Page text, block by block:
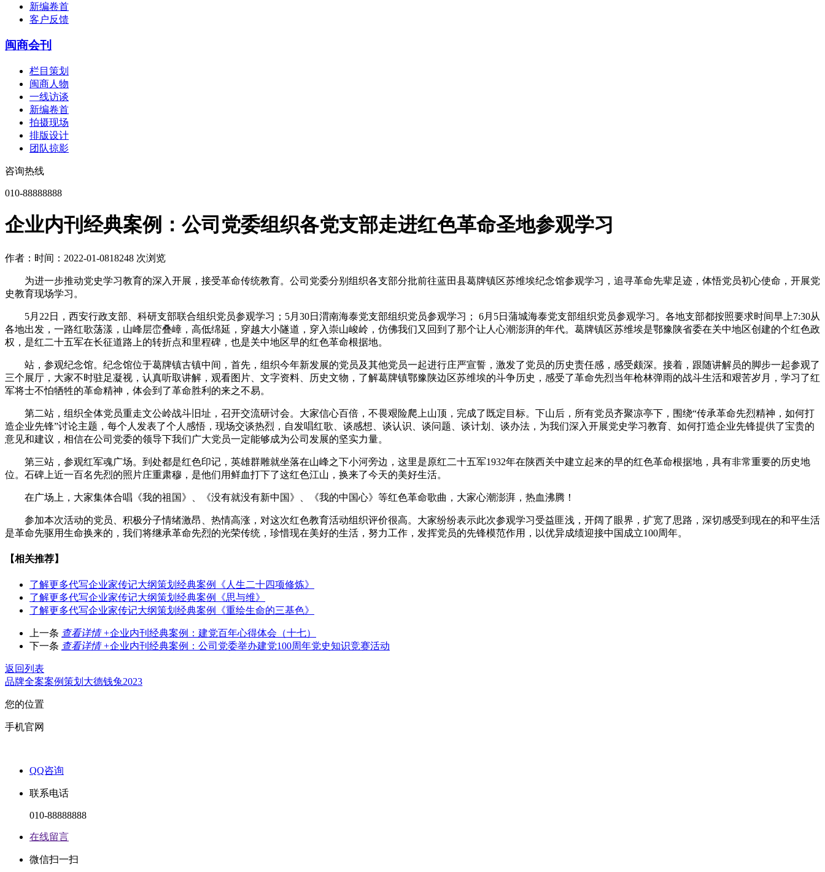
新编卷首
客户反馈
闽商会刊
栏目策划
闽商人物
一线访谈
新编卷首
拍摄现场
排版设计
团队掠影
咨询热线
010-88888888
企业内刊经典案例：公司党委组织各党支部走进红色革命圣地参观学习
作者： 时间：2022-01-0818248 次浏览
为进一步推动党史学习教育的深入开展，接受革命传统教育。公司党委分别组织各支部分批前往蓝田县葛牌镇区苏维埃纪念馆参观学习，追寻革命先辈足迹，体悟党员初心使命，开展党
史教育现场学习。
5月22日，西安行政支部、科研支部联合组织党员参观学习；5月30日渭南海泰党支部组织党员参观学习； 6月5日蒲城海泰党支部组织党员参观学习。各地支部都按照要求时间早上7:30从
各地出发，一路红歌荡漾，山峰层峦叠嶂，高低绵延，穿越大小隧道，穿入崇山峻岭，仿佛我们又回到了那个让人心潮澎湃的年代。葛牌镇区苏维埃是鄂豫陕省委在关中地区创建的个红色政
权，是红二十五军在长征道路上的转折点和里程碑，也是关中地区早的红色革命根据地。
站，参观纪念馆。纪念馆位于葛牌镇古镇中间，首先，组织今年新发展的党员及其他党员一起进行庄严宣誓，激发了党员的历史责任感，感受颇深。接着，跟随讲解员的脚步一起参观了
三个展厅，大家不时驻足凝视，认真听取讲解，观看图片、文字资料、历史文物，了解葛牌镇鄂豫陕边区苏维埃的斗争历史，感受了革命先烈当年枪林弹雨的战斗生活和艰苦岁月，学习了红
军将士不怕牺牲的革命精神，体会到了革命胜利的来之不易。
第二站，组织全体党员重走文公岭战斗旧址，召开交流研讨会。大家信心百倍，不畏艰险爬上山顶，完成了既定目标。下山后，所有党员齐聚凉亭下，围绕“传承革命先烈精神，如何打
造企业先锋”讨论主题，每个人发表了个人感悟，现场交谈热烈，自发唱红歌、谈感想、谈认识、谈问题、谈计划、谈办法，为我们深入开展党史学习教育、如何打造企业先锋提供了宝贵的
意见和建议，相信在公司党委的领导下我们广大党员一定能够成为公司发展的坚实力量。
第三站，参观红军魂广场。到处都是红色印记，英雄群雕就坐落在山峰之下小河旁边，这里是原红二十五军1932年在陕西关中建立起来的早的红色革命根据地，具有非常重要的历史地
位。石碑上近一百名先烈的照片庄重肃穆，是他们用鲜血打下了这红色江山，换来了今天的美好生活。
在广场上，大家集体合唱《我的祖国》、《没有就没有新中国》、《我的中国心》等红色革命歌曲，大家心潮澎湃，热血沸腾！
参加本次活动的党员、积极分子情绪激昂、热情高涨，对这次红色教育活动组织评价很高。大家纷纷表示此次参观学习受益匪浅，开阔了眼界，扩宽了思路，深切感受到现在的和平生活
是革命先驱用生命换来的，我们将继承革命先烈的光荣传统，珍惜现在美好的生活，努力工作，发挥党员的先锋模范作用，以优异成绩迎接中国成立100周年。
【相关推荐】
了解更多代写企业家传记大纲策划经典案例《人生二十四项修炼》
了解更多代写企业家传记大纲策划经典案例《思与维》
了解更多代写企业家传记大纲策划经典案例《重绘生命的三基色》
上一条 查看详情 +企业内刊经典案例：建党百年心得体会（十七）
下一条 查看详情 +企业内刊经典案例：公司党委举办建党100周年党史知识竞赛活动
返回列表
品牌全案案例策划 大德钱兔2023
您的位置
手机官网
QQ咨询
联系电话
010-88888888
在线留言
微信扫一扫